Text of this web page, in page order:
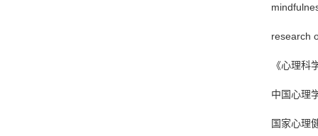
research
《心理科
中国心理
国家心理